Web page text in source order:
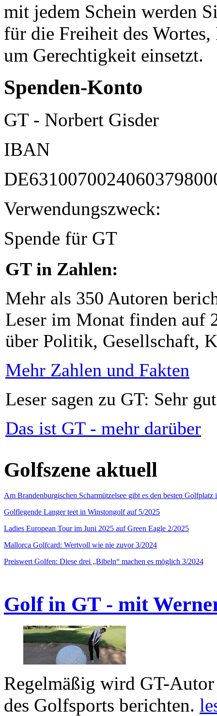
mit jedem Schein werden
für die Freiheit des
um Gerechtigkeit einsetzt.
Spenden-Konto
GT - Norbert Gisder
IBAN
Verwendungszweck:
Spende für GT
GT in Zahlen:
Mehr als 350 Autoren
Leser im Monat finden auf
über Politik, Gesellschaft,
Mehr Zahlen und Fakten
Leser sagen zu GT: Sehr
Das ist GT - mehr darüber
Golfszene aktuell
Am Brandenburgischen Scharmützelsee gibt es den besten
Golflegende Langer teet in Winstongolf auf 5/2025
Ladies European Tour im Juni 2025 auf Green Eagle 2/2025
Mallorca Golfcard: Wertvoll wie nie zuvor 3/2024
Preiswert Golfen: Diese drei „Bibeln“ machen es möglich 3/2024
Golf in GT - mit
Regelmäßig wird GT-
des Golfsports berichten.